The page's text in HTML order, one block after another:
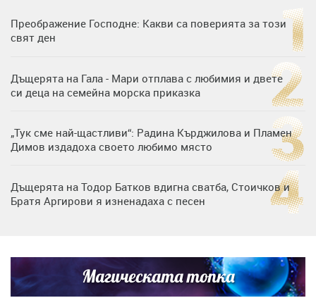
Преображение Господне: Какви са поверията за този
свят ден
Дъщерята на Гала - Мари отплава с любимия и двете
си деца на семейна морска приказка
„Тук сме най-щастливи“: Радина Кърджилова и Пламен
Димов издадоха своето любимо място
Дъщерята на Тодор Батков вдигна сватба, Стоичков и
Братя Аргирови я изненадаха с песен
Списъкът е ясен: Джей Ло и Риана във ВИП гостите на
Магическата топка